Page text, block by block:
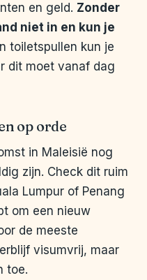
en geld. Zonder
niet in en kun je
toiletspullen kun je
dit moet vanaf dag
op orde
in Maleisië nog
zijn. Check dit ruim
Lumpur of Penang
om een nieuw
de meeste
visumvrij, maar
toe.